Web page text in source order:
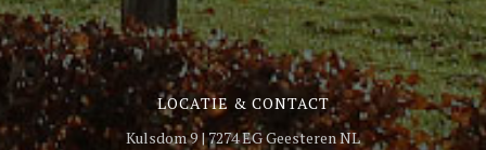
LOCATIE & CONTACT
Kulsdom 9 | 7274 EG Geesteren NL